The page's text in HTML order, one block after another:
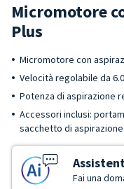
Micromotore
Plus
Micromotore con
Velocità regolabile da
Potenza di aspirazione
Accessori inclusi:
sacchetto di
Fai una